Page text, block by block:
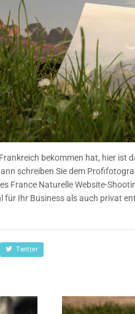
bekommen hat, hier ist
schreiben Sie dem
France Naturelle Website-
Ihr Business als auch privat
Twitter